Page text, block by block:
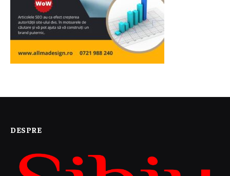
DESPRE